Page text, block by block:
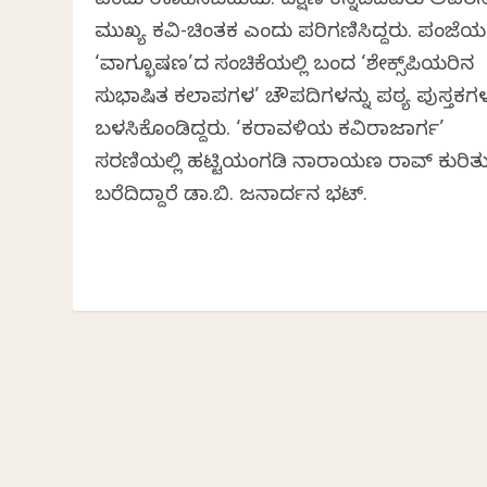
ಮುಖ್ಯ ಕವಿ-ಚಿಂತಕ ಎಂದು ಪರಿಗಣಿಸಿದ್ದರು.
‘ವಾಗ್ಭೂಷಣ’ದ ಸಂಚಿಕೆಯಲ್ಲಿ ಬಂದ ‘ಶೇಕ್ಸ್‌ಪಿಯರಿನ
ಸುಭಾಷಿತ ಕಲಾಪಗಳ’ ಚೌಪದಿಗಳನ್ನು ಪಠ್ಯ
ಬಳಸಿಕೊಂಡಿದ್ದರು. ‘ಕರಾವಳಿಯ ಕವಿರಾಜಮಾರ್ಗ’
ಸರಣಿಯಲ್ಲಿ ಹಟ್ಟಿಯಂಗಡಿ ನಾರಾಯಣ ರಾವ್
ಬರೆದಿದ್ದಾರೆ ಡಾ.ಬಿ. ಜನಾರ್ದನ ಭಟ್.